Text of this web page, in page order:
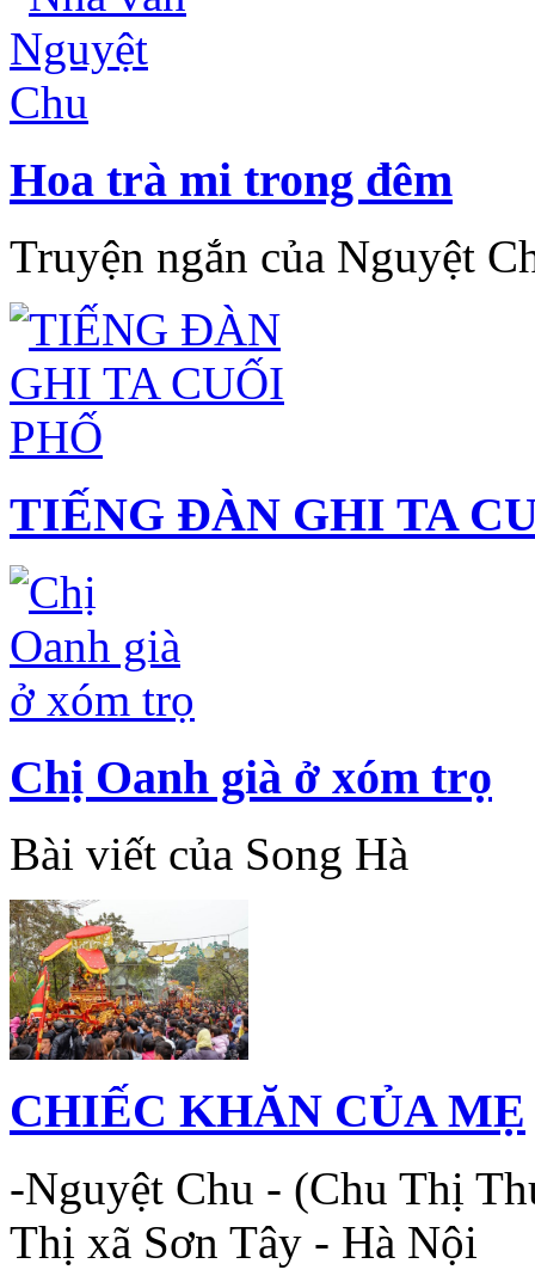
Hoa trà mi trong đêm
Truyện ngắn của Nguyệt
TIẾNG ĐÀN GHI TA
Chị Oanh già ở xóm trọ
Bài viết của Song Hà
CHIẾC KHĂN CỦA MẸ
-Nguyệt Chu - (Chu Thị
Thị xã Sơn Tây - Hà Nội